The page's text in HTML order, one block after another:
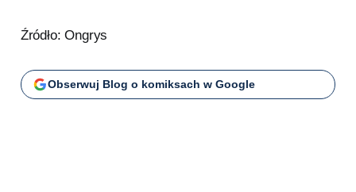
Źródło: Ongrys
Obserwuj Blog o komiksach w Google